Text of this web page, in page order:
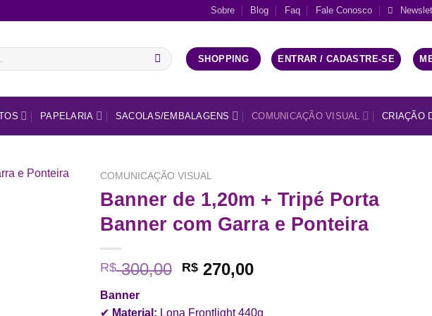
Sobre Blog Faq Fale Conosco
SHOPPING ENTRAR / CADASTRE-SE
PAPELARIA SACOLAS/EMBALAGENS COMUNICAÇÃO VISUAL CRIAÇÃO
COMUNICAÇÃO VISUAL
Banner de 1,20m + Tripé Porta
Banner com Garra e Ponteira
R$300,00 O
R$270,00O
Banner
✔ Material: Lona Frontlight 440g